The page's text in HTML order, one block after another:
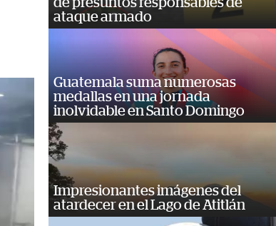
ataque armado
Guatemala suma numerosas
medallas en una jornada
inolvidable en Santo Domingo
Impresionantes imágenes del
atardecer en el Lago de Atitlán